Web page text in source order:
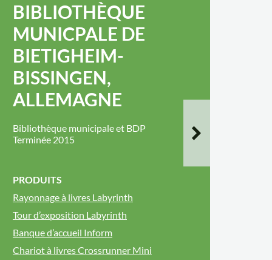
BIBLIOTHÈQUE
MUNICPALE DE
BIETIGHEIM-
BISSINGEN,
ALLEMAGNE
Bibliothèque municipale et BDP
Terminée 2015
PRODUITS
Rayonnage à livres Labyrinth
Tour d’exposition Labyrinth
Banque d’accueil Inform
Chariot à livres Crossrunner Mini